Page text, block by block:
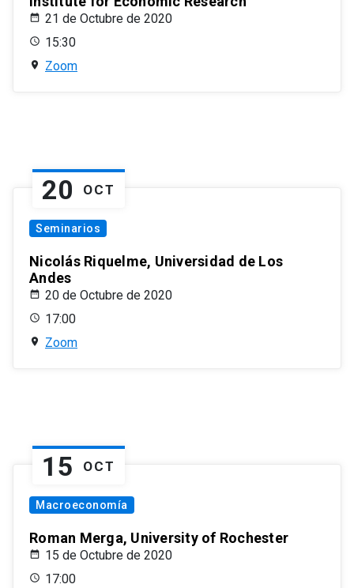
21 de Octubre de 2020
15:30
Zoom
20 OCT
Seminarios
Nicolás Riquelme, Universidad de Los
Andes
20 de Octubre de 2020
17:00
Zoom
15 OCT
Macroeconomía
Roman Merga, University of Rochester
15 de Octubre de 2020
17:00